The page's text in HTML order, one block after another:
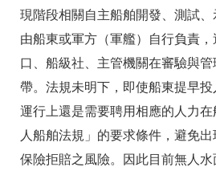
現階段相關自主船舶開發、測試
由船東或軍方（軍艦）自行負責
口、船級社、主管機關在審驗與
帶。法規未明下，即使船東提早投
運行上還是需要聘用相應的人力
人船舶法規」的要求條件，避免
保險拒賠之風險。因此目前無人